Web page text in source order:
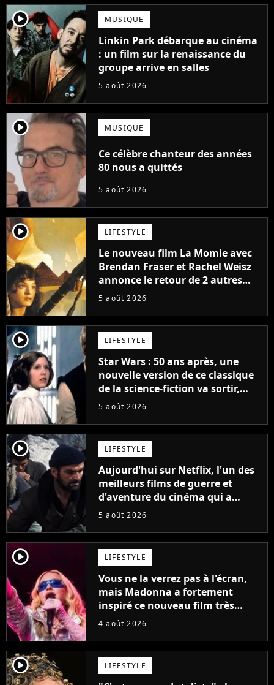
player2 MUSIQUE
Linkin Park débarque au cinéma
: un film sur la renaissance du
groupe arrive en salles
5 août 2026
player2 MUSIQUE
Ce célèbre chanteur des années
80 nous a quittés
5 août 2026
player2 LIFESTYLE
Le nouveau film La Momie avec
Brendan Fraser et Rachel Weisz
annonce le retour de 2 autres
personnages emblématiques de
5 août 2026
player2 LIFESTYLE
Star Wars : 50 ans après, une
nouvelle version de ce classique
de la science-fiction va sortir,
mais on ne la verra jamais en
5 août 2026
player2 LIFESTYLE
Aujourd'hui sur Netflix, l'un des
meilleurs films de guerre et
d'aventure du cinéma qui a
connu un succès retentissant à
5 août 2026
player2 LIFESTYLE
Vous ne la verrez pas à l'écran,
mais Madonna a fortement
inspiré ce nouveau film très
attendu
4 août 2026
player2 LIFESTYLE